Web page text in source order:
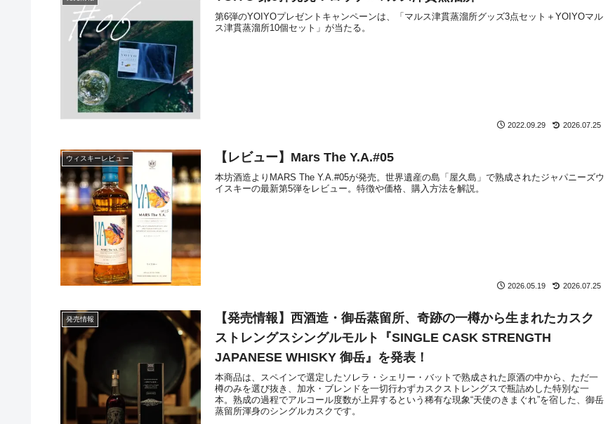
第6弾のYOIYOプレゼントキャンペーンは、「マルス津貫蒸溜所グッズ3点セット＋YOIYOマル
ス津貫蒸溜所10個セット」が当たる。
2022.09.29 2026.07.25
ウィスキーレビュー 【レビュー】Mars The Y.A.#05
本坊酒造よりMARS The Y.A.#05が発売。世界遺産の島「屋久島」で熟成されたジャパニーズウ
イスキーの最新第5弾をレビュー。特徴や価格、購入方法を解説。
2026.05.19 2026.07.25
発売情報
【発売情報】西酒造・御岳蒸留所、奇跡の一樽から生まれたカスク
ストレングスシングルモルト『SINGLE CASK STRENGTH
JAPANESE WHISKY 御岳』を発表！
本商品は、スペインで選定したソレラ・シェリー・バットで熟成された原酒の中から、ただ一
樽のみを選び抜き、加水・ブレンドを一切行わずカスクストレングスで瓶詰めした特別な一
本。熟成の過程でアルコール度数が上昇するという稀有な現象“天使のきまぐれ”を宿した、御岳
蒸留所渾身のシングルカスクです。